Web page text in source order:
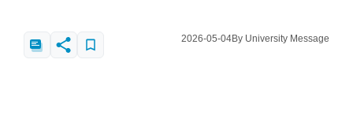
2026-05-04By University Message